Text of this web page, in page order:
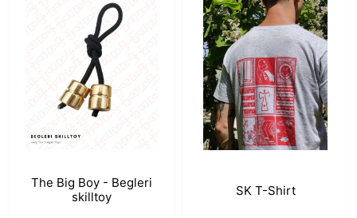
The Big Boy - Begleri
skilltoy
SK T-Shirt